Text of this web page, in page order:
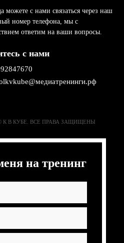
можете с нами связаться через наш
номер телефона, мы с
ответим на ваши вопросы.
с нами
К В КУБЕ. ВСЕ ПРАВА ЗАЩИЩЕНЫ
на тренинг